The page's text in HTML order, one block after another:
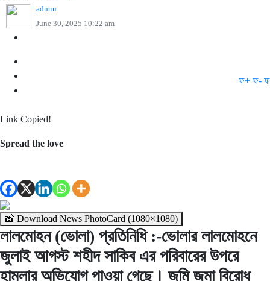
admin
June 30, 2025 10:22 am
ফ+ ফ- ফ
Link Copied!
Spread the love
📸 Download News PhotoCard (1080×1080)
লালমোহন (ভোলা) প্রতিনিধি :-ভোলার লালমোহনে
জুলাই আগস্ট শহীদ সাকিব এর পরিবারের উপরে
হামলার অভিযোগ পাওয়া গেছে। জমি জমা বিরোধ